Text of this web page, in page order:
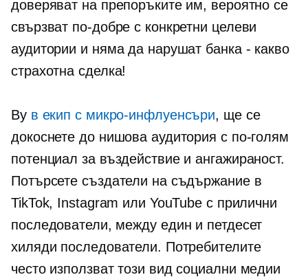
доверяват на препоръките им, вероятно се
свързват по-добре с конкретни целеви
аудитории и няма да нарушат банка - какво
страхотна сделка!
By в екип с микро-инфлуенсъри, ще се
докоснете до нишова аудитория с по-голям
потенциал за въздействие и ангажираност.
Потърсете създатели на съдържание в
TikTok, Instagram или YouTube с прилични
последователи, между един и петдесет
хиляди последователи. Потребителите
често използват този вид социални медии